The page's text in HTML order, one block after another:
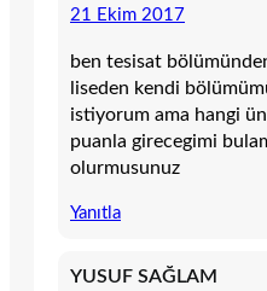
21 Ekim 2017
ben tesisat
liseden kendi
istiyorum ama hangi
puanla girecegimi
olurmusunuz
Yanıtla
YUSUF SAĞLAM